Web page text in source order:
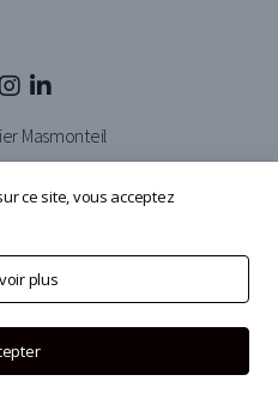
Masmonteil
ce site, vous acceptez
plus